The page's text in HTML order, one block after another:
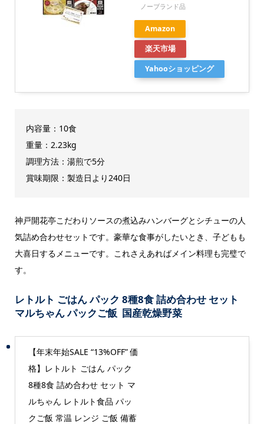
ノーブランド品
Amazon
楽天市場
Yahooショッピング
内容量：10食
重量：2.23kg
調理方法：湯煎で5分
賞味期限：製造日より240日
神戸開花亭こだわりソースの煮込みハンバーグとシチューの人
気詰め合わせセットです。豪華な食事がしたいとき、子どもも
大喜日するメニューです。これさえあればメイン料理も完璧で
す。
レトルト ごはん パック 8種8食 詰め合わせ セット
マルちゃん パックご飯 国産乾燥野菜
【年末年始SALE “13%OFF” 価
格】レトルト ごはん パック
8種8食 詰め合わせ セット マ
ルちゃん レトルト食品 パッ
クご飯 常温 レンジ ご飯 備蓄